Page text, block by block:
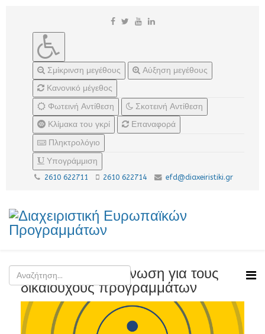
Σμίκρινση μεγέθους
Αύξηση μεγέθους
Κανονικό μέγεθος
Φωτεινή Αντίθεση
Σκοτεινή Αντίθεση
Κλίμακα του γκρί
Επαναφορά
Πληκτρολόγιο
Υπογράμμιση
2610 622711 2610 622714 efd@diaxeiristiki.gr
Σημαντική ανακοίνωση για τους
δικαιούχους προγραμμάτων